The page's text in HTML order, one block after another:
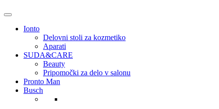
Ionto
Delovni stoli za kozmetiko
Aparati
SUDA&CARE
Beauty
Pripomočki za delo v salonu
Pronto Man
Busch